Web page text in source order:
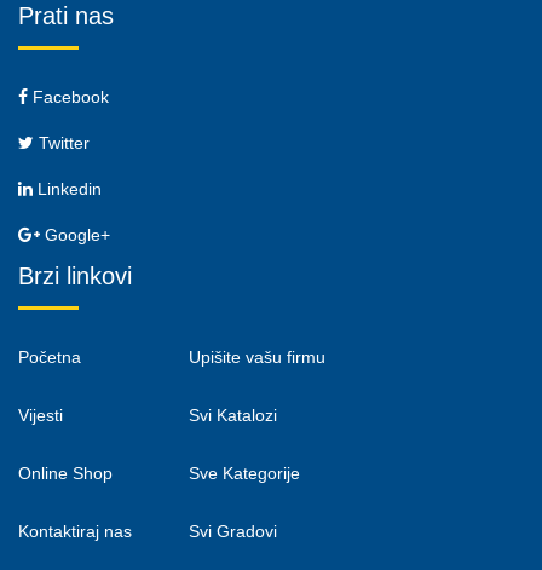
Prati nas
Facebook
Twitter
Linkedin
Google+
Brzi linkovi
Početna
Vijesti
Online Shop
Kontaktiraj nas
Upišite vašu firmu
Svi Katalozi
Sve Kategorije
Svi Gradovi